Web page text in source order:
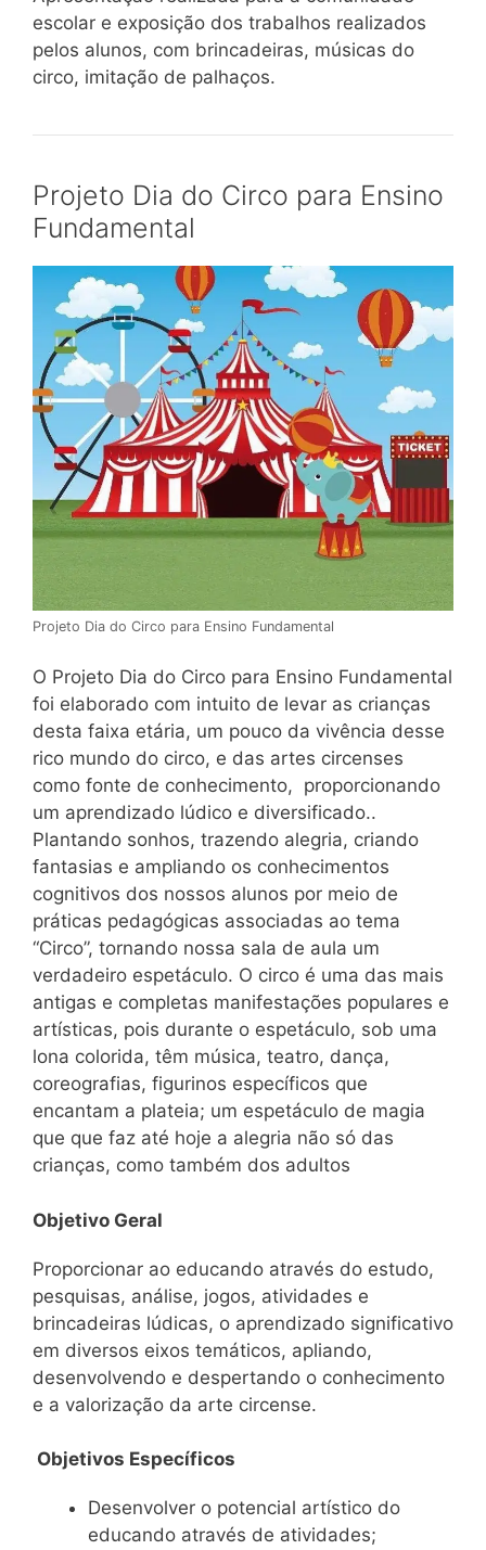
escolar e exposição dos trabalhos realizados
pelos alunos, com brincadeiras, músicas do
circo, imitação de palhaços.
Projeto Dia do Circo para Ensino
Fundamental
Projeto Dia do Circo para Ensino Fundamental
O Projeto Dia do Circo para Ensino Fundamental
foi elaborado com intuito de levar as crianças
desta faixa etária, um pouco da vivência desse
rico mundo do circo, e das artes circenses
como fonte de conhecimento, proporcionando
um aprendizado lúdico e diversificado..
Plantando sonhos, trazendo alegria, criando
fantasias e ampliando os conhecimentos
cognitivos dos nossos alunos por meio de
práticas pedagógicas associadas ao tema
“Circo”, tornando nossa sala de aula um
verdadeiro espetáculo. O circo é uma das mais
antigas e completas manifestações populares e
artísticas, pois durante o espetáculo, sob uma
lona colorida, têm música, teatro, dança,
coreografias, figurinos específicos que
encantam a plateia; um espetáculo de magia
que que faz até hoje a alegria não só das
crianças, como também dos adultos
Objetivo Geral
Proporcionar ao educando através do estudo,
pesquisas, análise, jogos, atividades e
brincadeiras lúdicas, o aprendizado significativo
em diversos eixos temáticos, apliando,
desenvolvendo e despertando o conhecimento
e a valorização da arte circense.
Objetivos Específicos
Desenvolver o potencial artístico do
educando através de atividades;